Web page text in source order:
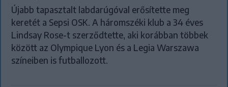
Újabb tapasztalt labdarúgóval erősítette meg
keretét a Sepsi OSK. A háromszéki klub a 34 éves
Lindsay Rose-t szerződtette, aki korábban többek
között az Olympique Lyon és a Legia Warszawa
színeiben is futballozott.